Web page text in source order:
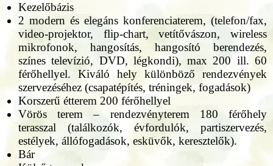
Kezelőbázis
2 modern és elegáns konferenciaterem, (telefon/fax,
video-projektor, flip-chart, vetítővászon, wireless
mikrofonok, hangosítás, hangosító berendezés,
színes televízió, DVD, légkondi), max 200 ill. 60
férőhellyel. Kiváló hely különböző rendezvények
szervezéséhez (csapatépítés, tréningek, fogadások)
Korszerű étterem 200 férőhellyel
Vörös terem – rendezvényterem 180 férőhely
terasszal (találkozók, évfordulók, partiszervezés,
estélyek, állófogadások, esküvők, keresztelők).
Bár